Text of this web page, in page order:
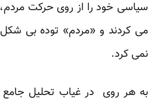
سیاسی خود را از روی حرکت
می کردند و «مردم» توده بی
نمی کرد.
به هر روی در غیاب تحلیل جامع